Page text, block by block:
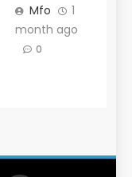
Mfo
1
month ago
0